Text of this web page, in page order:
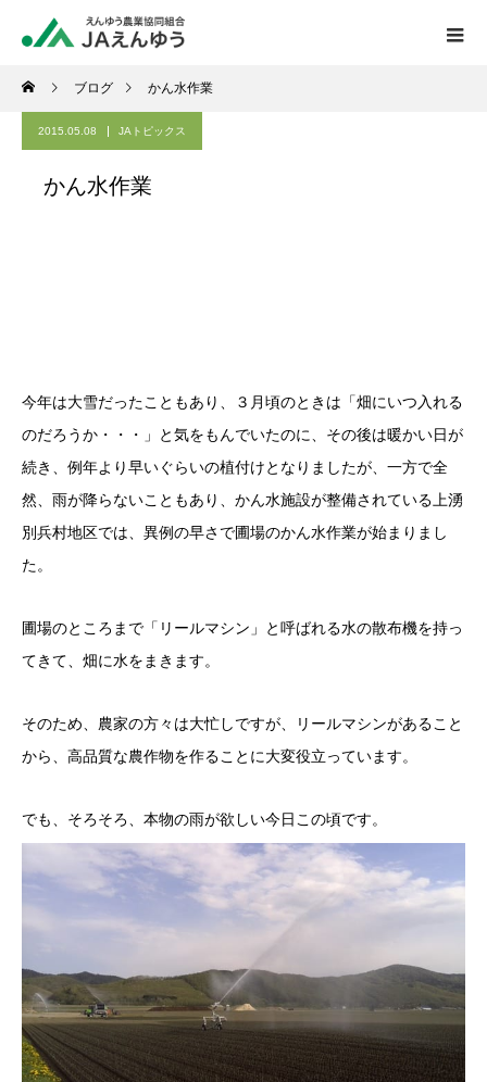
ブログ かん水作業
2015.05.08 JAトピックス
かん水作業
今年は大雪だったこともあり、３月頃のときは「畑にいつ入れる
のだろうか・・・」と気をもんでいたのに、その後は暖かい日が
続き、例年より早いぐらいの植付けとなりましたが、一方で全
然、雨が降らないこともあり、かん水施設が整備されている上湧
別兵村地区では、異例の早さで圃場のかん水作業が始まりまし
た。
圃場のところまで「リールマシン」と呼ばれる水の散布機を持っ
てきて、畑に水をまきます。
そのため、農家の方々は大忙しですが、リールマシンがあること
から、高品質な農作物を作ることに大変役立っています。
でも、そろそろ、本物の雨が欲しい今日この頃です。